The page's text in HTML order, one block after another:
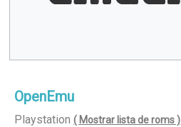
OpenEmu
Playstation ( Mostrar lista de roms )